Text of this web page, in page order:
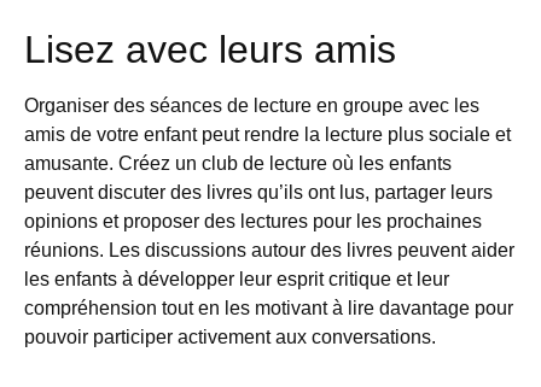
Lisez avec leurs amis
Organiser des séances de lecture en groupe avec les
amis de votre enfant peut rendre la lecture plus sociale et
amusante. Créez un club de lecture où les enfants
peuvent discuter des livres qu’ils ont lus, partager leurs
opinions et proposer des lectures pour les prochaines
réunions. Les discussions autour des livres peuvent aider
les enfants à développer leur esprit critique et leur
compréhension tout en les motivant à lire davantage pour
pouvoir participer activement aux conversations.